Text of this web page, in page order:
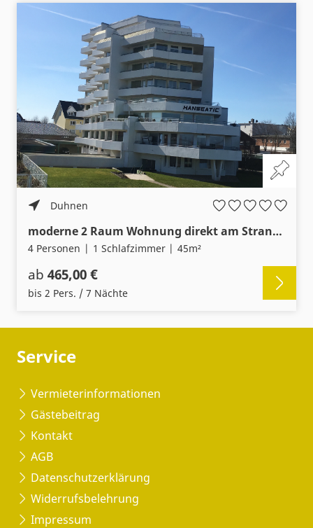
Duhnen
moderne 2 Raum Wohnung direkt am Strand – WLAN-Schwimmbad-Sauna
4 Personen 1 Schlafzimmer 45m²
ab 465,00 €
bis 2 Pers. / 7 Nächte
Service
Vermieterinformationen
Gästebeitrag
Kontakt
AGB
Datenschutzerklärung
Widerrufsbelehrung
Impressum